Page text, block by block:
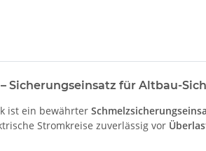
Sicherungseinsatz für Altbau-
ist ein bewährter
Stromkreise zuverlässig vor